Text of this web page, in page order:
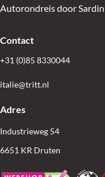
Autorondreis door
Contact
+31 (0)85 8330044
italie@tritt.nl
Adres
Industrieweg 54
6651 KR Druten